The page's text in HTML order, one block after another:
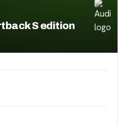
S edition